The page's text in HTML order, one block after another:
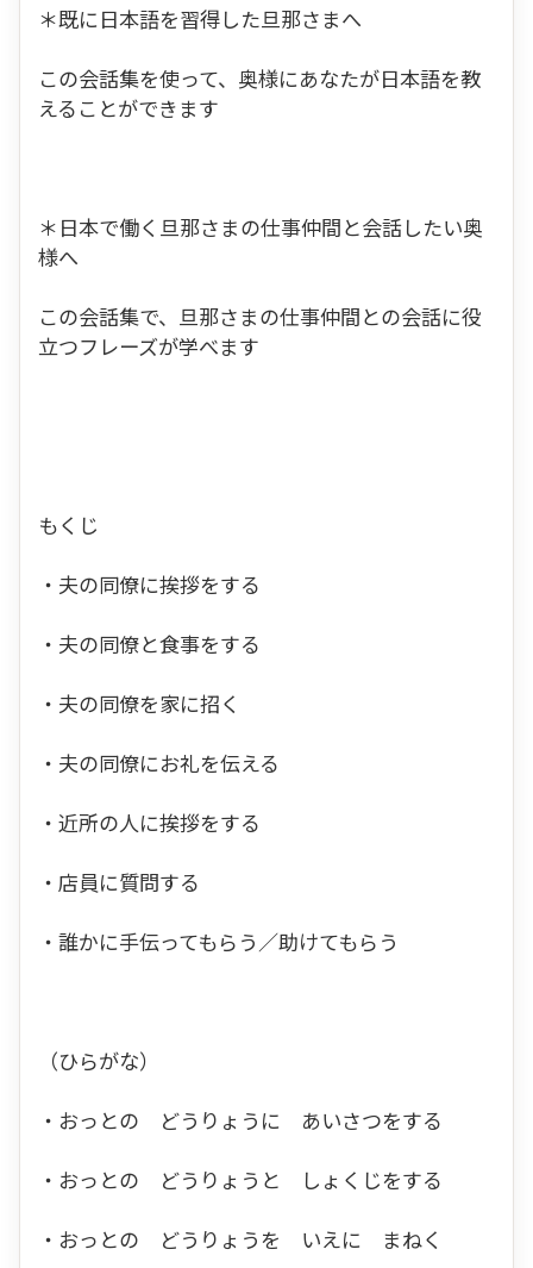
＊既に日本語を習得した旦那さまへ
この会話集を使って、奥様にあなたが日本語を教
えることができます
＊日本で働く旦那さまの仕事仲間と会話したい奥
様へ
この会話集で、旦那さまの仕事仲間との会話に役
立つフレーズが学べます
もくじ
・夫の同僚に挨拶をする
・夫の同僚と食事をする
・夫の同僚を家に招く
・夫の同僚にお礼を伝える
・近所の人に挨拶をする
・店員に質問する
・誰かに手伝ってもらう／助けてもらう
（ひらがな）
・おっとの どうりょうに あいさつをする
・おっとの どうりょうと しょくじをする
・おっとの どうりょうを いえに まねく